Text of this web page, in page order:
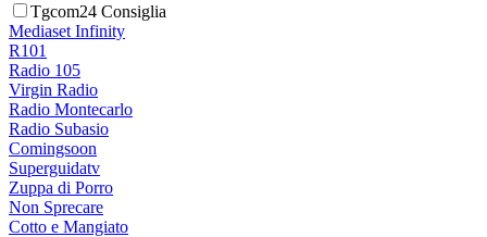
Tgcom24 Consiglia
Mediaset Infinity
R101
Radio 105
Virgin Radio
Radio Montecarlo
Radio Subasio
Comingsoon
Superguidatv
Zuppa di Porro
Non Sprecare
Cotto e Mangiato